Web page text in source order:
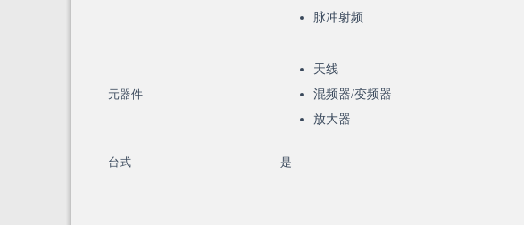
脉冲射频
元器件
天线
混频器/变频器
放大器
台式 是